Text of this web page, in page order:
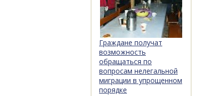
Граждане получат
возможность
обращаться по
вопросам нелегальной
миграции в упрощенном
порядке